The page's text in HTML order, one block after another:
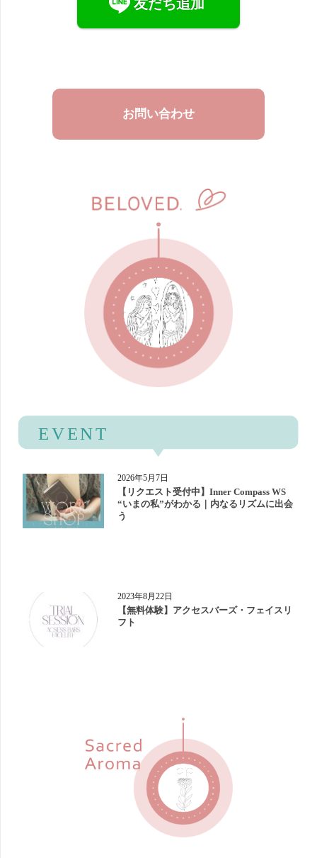
友だち追加
お問い合わせ
2026年5月7日
【リクエスト受付中】Inner Compass WS
“いまの私”がわかる｜内なるリズムに出会
う
2023年8月22日
【無料体験】アクセスバーズ・フェイスリ
フト